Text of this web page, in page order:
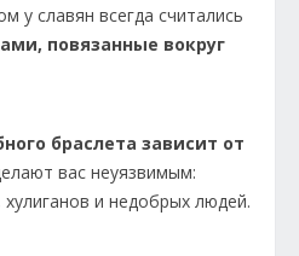
у славян всегда считались
повязанные вокруг
браслета зависит от
вас неуязвимым:
и недобрых людей.